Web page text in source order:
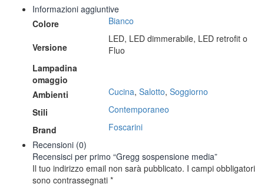
Informazioni aggiuntive
Colore
Bianco
Versione
LED, LED dimmerabile, LED retrofit o
Fluo
Lampadina
omaggio
Ambienti
Cucina, Salotto, Soggiorno
Stili
Contemporaneo
Brand
Foscarini
Recensioni (0)
Recensisci per primo “Gregg sospensione media”
Il tuo indirizzo email non sarà pubblicato. I campi obbligatori
sono contrassegnati *